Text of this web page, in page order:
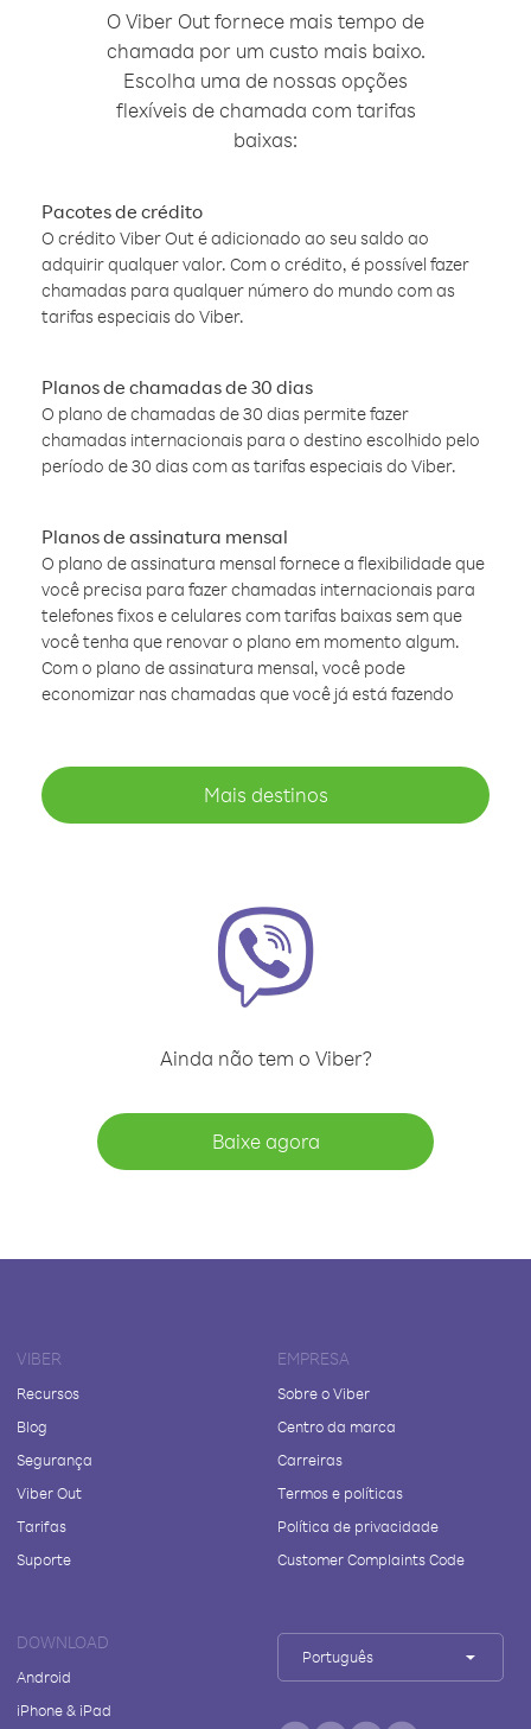
O Viber Out fornece mais tempo de
chamada por um custo mais baixo.
Escolha uma de nossas opções
flexíveis de chamada com tarifas
baixas:
Pacotes de crédito
O crédito Viber Out é adicionado ao seu saldo ao
adquirir qualquer valor. Com o crédito, é possível fazer
chamadas para qualquer número do mundo com as
tarifas especiais do Viber.
Planos de chamadas de 30 dias
O plano de chamadas de 30 dias permite fazer
chamadas internacionais para o destino escolhido pelo
período de 30 dias com as tarifas especiais do Viber.
Planos de assinatura mensal
O plano de assinatura mensal fornece a flexibilidade que
você precisa para fazer chamadas internacionais para
telefones fixos e celulares com tarifas baixas sem que
você tenha que renovar o plano em momento algum.
Com o plano de assinatura mensal, você pode
economizar nas chamadas que você já está fazendo
Mais destinos
Ainda não tem o Viber?
Baixe agora
VIBER
Recursos
Blog
Segurança
Viber Out
Tarifas
Suporte
EMPRESA
Sobre o Viber
Centro da marca
Carreiras
Termos e políticas
Política de privacidade
Customer Complaints Code
DOWNLOAD
Android
iPhone & iPad
Português